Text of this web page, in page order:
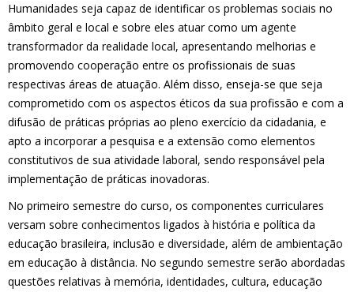
Humanidades seja capaz de identificar os problemas sociais no
âmbito geral e local e sobre eles atuar como um agente
transformador da realidade local, apresentando melhorias e
promovendo cooperação entre os profissionais de suas
respectivas áreas de atuação. Além disso, enseja-se que seja
comprometido com os aspectos éticos da sua profissão e com a
difusão de práticas próprias ao pleno exercício da cidadania, e
apto a incorporar a pesquisa e a extensão como elementos
constitutivos de sua atividade laboral, sendo responsável pela
implementação de práticas inovadoras.
No primeiro semestre do curso, os componentes curriculares
versam sobre conhecimentos ligados à história e política da
educação brasileira, inclusão e diversidade, além de ambientação
em educação à distância. No segundo semestre serão abordadas
questões relativas à memória, identidades, cultura, educação